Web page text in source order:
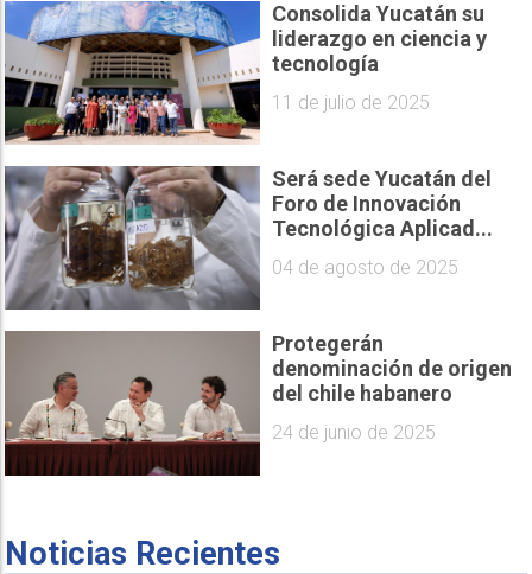
Consolida Yucatán su
liderazgo en ciencia y
tecnología
11 de julio de 2025
Será sede Yucatán del
Foro de Innovación
Tecnológica Aplicad...
04 de agosto de 2025
Protegerán
denominación de origen
del chile habanero
24 de junio de 2025
Noticias Recientes